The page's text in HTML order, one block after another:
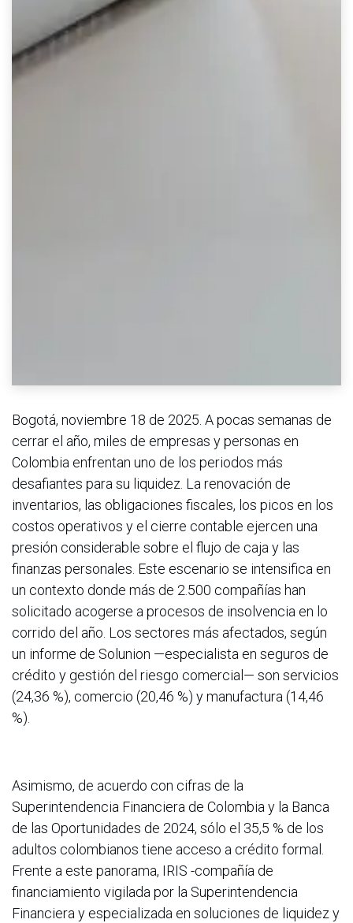
Bogotá, noviembre 18 de 2025. A pocas semanas de
cerrar el año, miles de empresas y personas en
Colombia enfrentan uno de los periodos más
desafiantes para su liquidez. La renovación de
inventarios, las obligaciones fiscales, los picos en los
costos operativos y el cierre contable ejercen una
presión considerable sobre el flujo de caja y las
finanzas personales. Este escenario se intensifica en
un contexto donde más de 2.500 compañías han
solicitado acogerse a procesos de insolvencia en lo
corrido del año. Los sectores más afectados, según
un informe de Solunion —especialista en seguros de
crédito y gestión del riesgo comercial— son servicios
(24,36 %), comercio (20,46 %) y manufactura (14,46
%).
Asimismo, de acuerdo con cifras de la
Superintendencia Financiera de Colombia y la Banca
de las Oportunidades de 2024, sólo el 35,5 % de los
adultos colombianos tiene acceso a crédito formal.
Frente a este panorama, IRIS -compañía de
financiamiento vigilada por la Superintendencia
Financiera y especializada en soluciones de liquidez y